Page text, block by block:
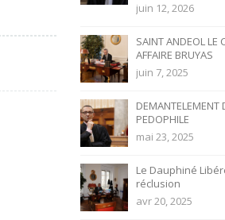
juin 12, 2026
SAINT ANDEOL LE
AFFAIRE BRUYAS
juin 7, 2025
DEMANTELEMENT
PEDOPHILE
mai 23, 2025
Le Dauphiné
réclusion
avr 20, 2025